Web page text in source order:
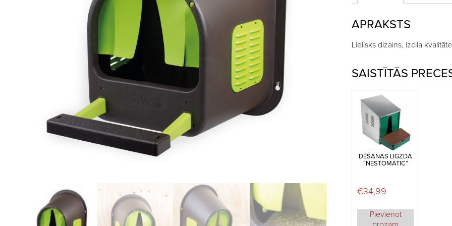
APRAKSTS
Lielisks dizains, izcila
SAISTĪTĀS
DĒŠANAS LIGZDA
“NESTOMATIC”
€34,99
Pievienot
grozam